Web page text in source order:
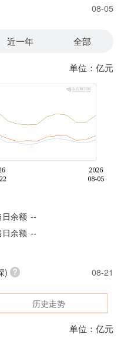
08-05
近一年 全部
单位：亿元
日余额 --
日余额 --
) 08-21
历史走势
单位：亿元